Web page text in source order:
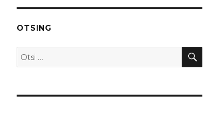
OTSING
Otsi: